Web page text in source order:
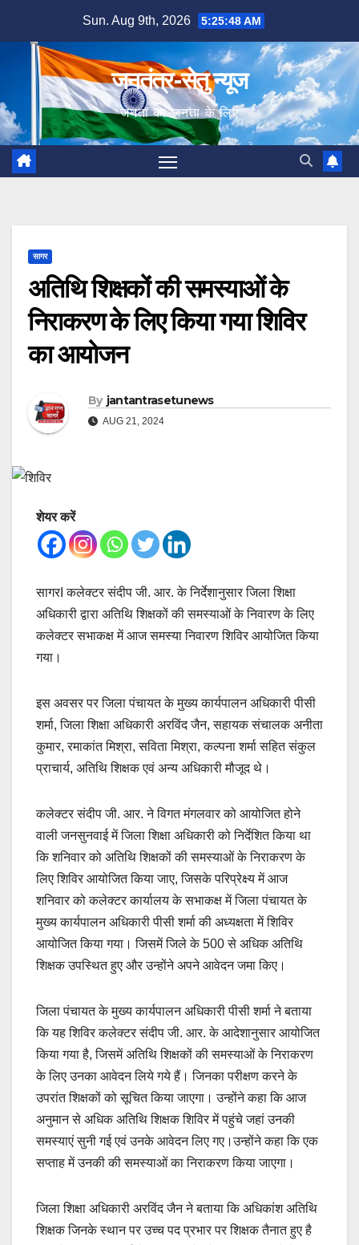
content
Sun. Aug 9th, 2026 5:25:49 AM
जनतंत्र-सेतु न्यूज
जनता का जनता के लिए
सागर
अतिथि शिक्षकों की समस्याओं के
निराकरण के लिए किया गया शिविर
का आयोजन
By jantantrasetunews
AUG 21, 2024
शेयर करें
सागरI कलेक्टर संदीप जी. आर. के निर्देशानुसार जिला शिक्षा
अधिकारी द्वारा अतिथि शिक्षकों की समस्याओं के निवारण के लिए
कलेक्टर सभाकक्ष में आज समस्या निवारण शिविर आयोजित किया
गया।
इस अवसर पर जिला पंचायत के मुख्य कार्यपालन अधिकारी पीसी
शर्मा, जिला शिक्षा अधिकारी अरविंद जैन, सहायक संचालक अनीता
कुमार, रमाकांत मिश्रा, सविता मिश्रा, कल्पना शर्मा सहित संकुल
प्राचार्य, अतिथि शिक्षक एवं अन्य अधिकारी मौजूद थे।
कलेक्टर संदीप जी. आर. ने विगत मंगलवार को आयोजित होने
वाली जनसुनवाई में जिला शिक्षा अधिकारी को निर्देशित किया था
कि शनिवार को अतिथि शिक्षकों की समस्याओं के निराकरण के
लिए शिविर आयोजित किया जाए, जिसके परिप्रेक्ष्य में आज
शनिवार को कलेक्टर कार्यालय के सभाकक्ष में जिला पंचायत के
मुख्य कार्यपालन अधिकारी पीसी शर्मा की अध्यक्षता में शिविर
आयोजित किया गया। जिसमें जिले के 500 से अधिक अतिथि
शिक्षक उपस्थित हुए और उन्होंने अपने आवेदन जमा किए।
जिला पंचायत के मुख्य कार्यपालन अधिकारी पीसी शर्मा ने बताया
कि यह शिविर कलेक्टर संदीप जी. आर. के आदेशानुसार आयोजित
किया गया है, जिसमें अतिथि शिक्षकों की समस्याओं के निराकरण
के लिए उनका आवेदन लिये गये हैं। जिनका परीक्षण करने के
उपरांत शिक्षकों को सूचित किया जाएगा। उन्होंने कहा कि आज
अनुमान से अधिक अतिथि शिक्षक शिविर में पहुंचे जहां उनकी
समस्याएं सुनी गई एवं उनके आवेदन लिए गए।उन्होंने कहा कि एक
सप्ताह में उनकी की समस्याओं का निराकरण किया जाएगा।
जिला शिक्षा अधिकारी अरविंद जैन ने बताया कि अधिकांश अतिथि
शिक्षक जिनके स्थान पर उच्च पद प्रभार पर शिक्षक तैनात हुए है